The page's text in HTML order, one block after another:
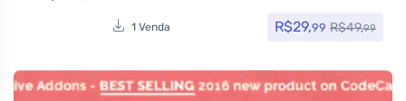
1 Venda R$29,99 R$49,99